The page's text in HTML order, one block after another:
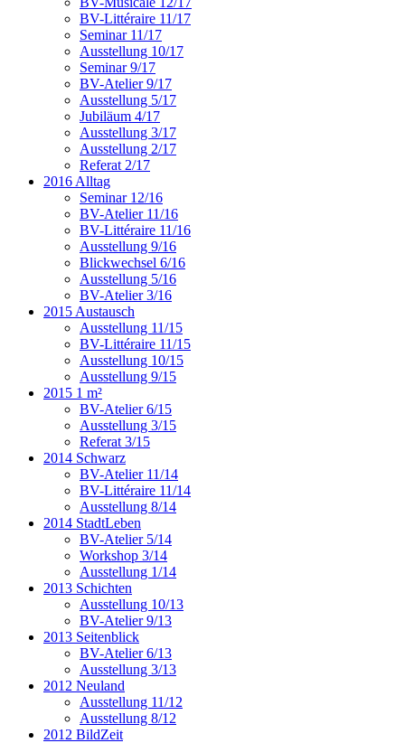
BV-Littéraire 11/17
Seminar 11/17
Ausstellung 10/17
Seminar 9/17
BV-Atelier 9/17
Ausstellung 5/17
Jubiläum 4/17
Ausstellung 3/17
Ausstellung 2/17
Referat 2/17
2016 Alltag
Seminar 12/16
BV-Atelier 11/16
BV-Littéraire 11/16
Ausstellung 9/16
Blickwechsel 6/16
Ausstellung 5/16
BV-Atelier 3/16
2015 Austausch
Ausstellung 11/15
BV-Littéraire 11/15
Ausstellung 10/15
Ausstellung 9/15
2015 1 m²
BV-Atelier 6/15
Ausstellung 3/15
Referat 3/15
2014 Schwarz
BV-Atelier 11/14
BV-Littéraire 11/14
Ausstellung 8/14
2014 StadtLeben
BV-Atelier 5/14
Workshop 3/14
Ausstellung 1/14
2013 Schichten
Ausstellung 10/13
BV-Atelier 9/13
2013 Seitenblick
BV-Atelier 6/13
Ausstellung 3/13
2012 Neuland
Ausstellung 11/12
Ausstellung 8/12
2012 BildZeit